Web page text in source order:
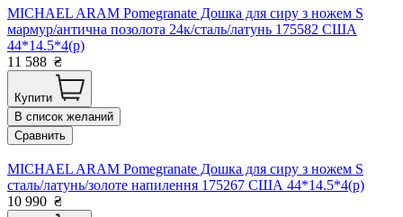
MICHAEL ARAM Pomegranate Дошка для сиру з ножем S
мармур/антична позолота 24к/сталь/латунь 175582 США
44*14.5*4(р)
11 588 ₴
Купити
В список желаний
Сравнить
MICHAEL ARAM Pomegranate Дошка для сиру з ножем S
сталь/латунь/золоте напилення 175267 США 44*14.5*4(р)
10 990 ₴